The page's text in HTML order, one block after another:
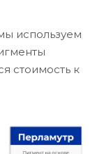
используем
стоимость к